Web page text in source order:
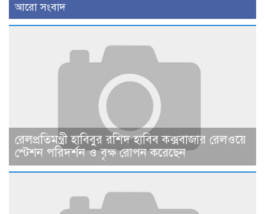
আরো সংবাদ
রেলপ্রতিমন্ত্রী হাবিবুর রশিদ হাবিব কক্সবাজার রেলওয়ে
স্টেশন পরিদর্শন ও বৃক্ষ রোপন করেছেন